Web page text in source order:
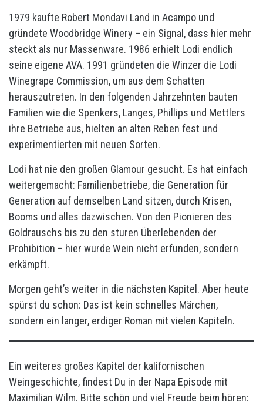
1979 kaufte Robert Mondavi Land in Acampo und
gründete Woodbridge Winery – ein Signal, dass hier mehr
steckt als nur Massenware. 1986 erhielt Lodi endlich
seine eigene AVA. 1991 gründeten die Winzer die Lodi
Winegrape Commission, um aus dem Schatten
herauszutreten. In den folgenden Jahrzehnten bauten
Familien wie die Spenkers, Langes, Phillips und Mettlers
ihre Betriebe aus, hielten an alten Reben fest und
experimentierten mit neuen Sorten.
Lodi hat nie den großen Glamour gesucht. Es hat einfach
weitergemacht: Familienbetriebe, die Generation für
Generation auf demselben Land sitzen, durch Krisen,
Booms und alles dazwischen. Von den Pionieren des
Goldrauschs bis zu den sturen Überlebenden der
Prohibition – hier wurde Wein nicht erfunden, sondern
erkämpft.
Morgen geht’s weiter in die nächsten Kapitel. Aber heute
spürst du schon: Das ist kein schnelles Märchen,
sondern ein langer, erdiger Roman mit vielen Kapiteln.
Ein weiteres großes Kapitel der kalifornischen
Weingeschichte, findest Du in der Napa Episode mit
Maximilian Wilm. Bitte schön und viel Freude beim hören: